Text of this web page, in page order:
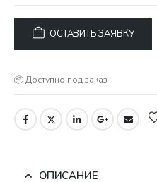
ОСТАВИТЬ ЗАЯВКУ
📦 Доступно под заказ
ОПИСАНИЕ